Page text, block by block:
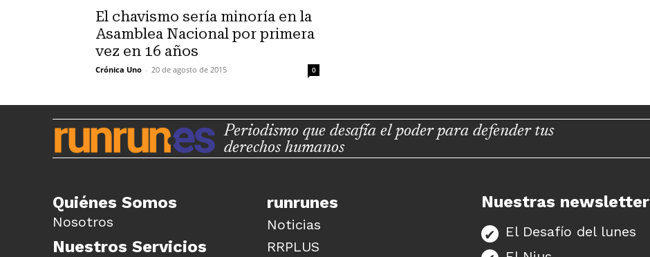
El chavismo sería minoría en la
Asamblea Nacional por primera
vez en 16 años
Crónica Uno - 20 de agosto de 2015 0
Periodismo que desafía el poder para defender tus
derechos humanos
Quiénes Somos
Nosotros
Nuestros Servicios
runrunes
Noticias
RRPLUS
Nuestras newsletter
El Desafío del lunes